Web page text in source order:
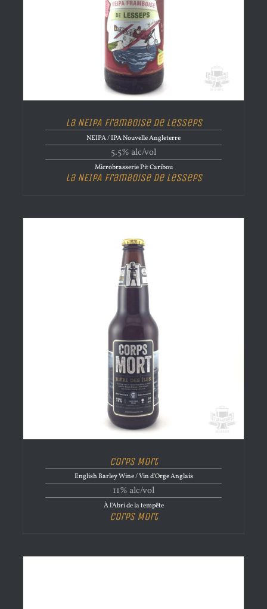
La NEIPA Framboise de Lesseps
NEIPA / IPA Nouvelle Angleterre
5.5% alc/vol
Microbrasserie Pit Caribou
La NEIPA Framboise de Lesseps
Corps Mort
English Barley Wine / Vin d'Orge Anglais
11% alc/vol
À l'Abri de la tempête
Corps Mort